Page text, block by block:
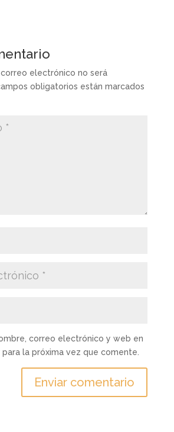
electrónico no será
obligatorios están marcados
correo electrónico y web en
la próxima vez que comente.